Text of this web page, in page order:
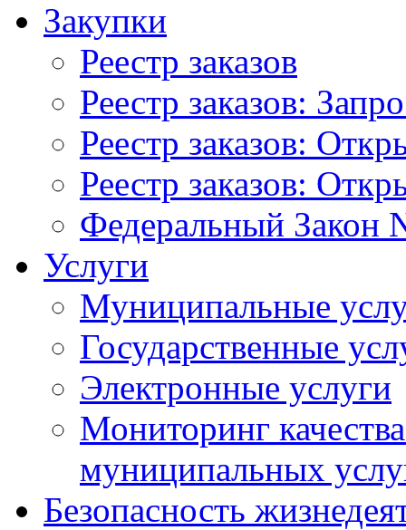
Закупки
Реестр заказов
Реестр заказов:
Реестр заказов:
Реестр заказов:
Федеральный Закон
Услуги
Муниципальные
Государственные
Электронные услуги
Мониторинг
муниципальных
Безопасность